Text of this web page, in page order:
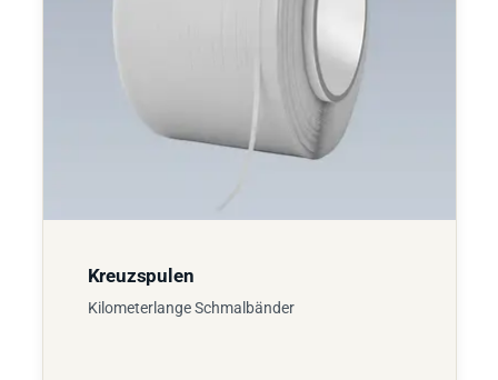
Kreuzspulen
Kilometerlange Schmalbänder